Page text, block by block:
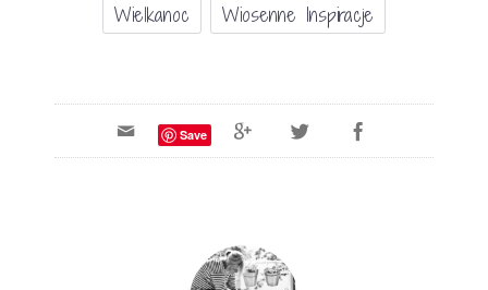
Wielkanoc
Wiosenne Inspiracje
Save